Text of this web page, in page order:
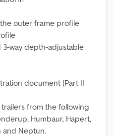
outer frame profile
way depth-adjustable
document (Part II
from the following
Humbaur, Hapert,
and Neptun.